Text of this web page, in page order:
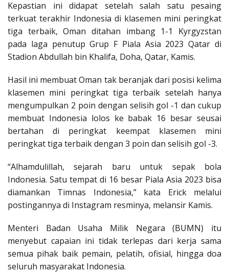
Kepastian ini didapat setelah salah satu pesaing
terkuat terakhir Indonesia di klasemen mini peringkat
tiga terbaik, Oman ditahan imbang 1-1 Kyrgyzstan
pada laga penutup Grup F Piala Asia 2023 Qatar di
Stadion Abdullah bin Khalifa, Doha, Qatar, Kamis.
Hasil ini membuat Oman tak beranjak dari posisi kelima
klasemen mini peringkat tiga terbaik setelah hanya
mengumpulkan 2 poin dengan selisih gol -1 dan cukup
membuat Indonesia lolos ke babak 16 besar seusai
bertahan di peringkat keempat klasemen mini
peringkat tiga terbaik dengan 3 poin dan selisih gol -3.
“Alhamdulillah, sejarah baru untuk sepak bola
Indonesia. Satu tempat di 16 besar Piala Asia 2023 bisa
diamankan Timnas Indonesia,” kata Erick melalui
postingannya di Instagram resminya, melansir Kamis.
Menteri Badan Usaha Milik Negara (BUMN) itu
menyebut capaian ini tidak terlepas dari kerja sama
semua pihak baik pemain, pelatih, ofisial, hingga doa
seluruh masyarakat Indonesia.